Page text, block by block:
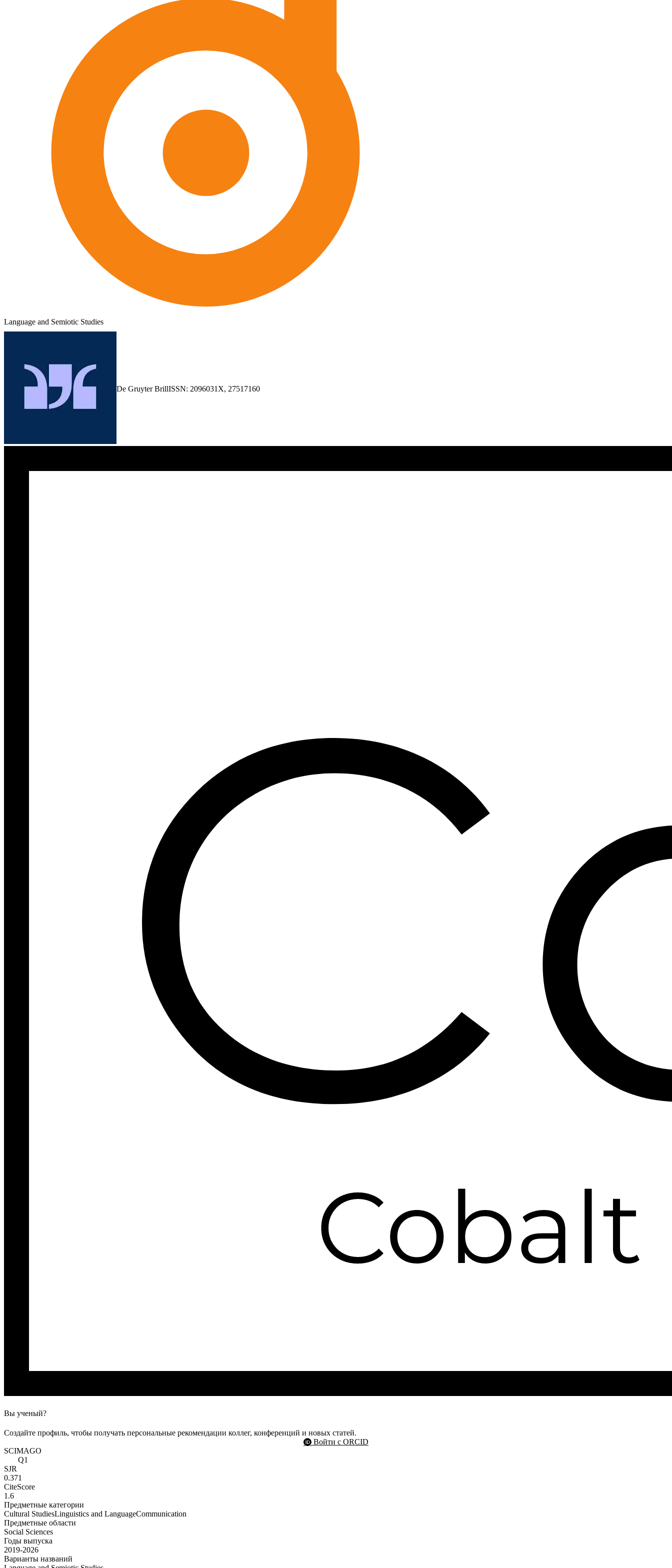
Language and Semiotic Studies
De Gruyter BrillISSN: 2096031X, 27517160
Вы ученый?
Создайте профиль, чтобы получать персональные рекомендации коллег, конференций и новых статей.
Войти с ORCID
SCIMAGO
Q1
SJR
0.371
CiteScore
1.6
Предметные категории
Cultural StudiesLinguistics and LanguageCommunication
Предметные области
Social Sciences
Годы выпуска
2019-2026
Варианты названий